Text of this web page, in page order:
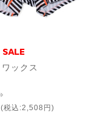
ックス
(税込:2,508円)